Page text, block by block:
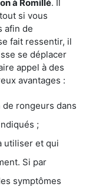
à Romillé. Il
si vous
afin de
fait ressentir, il
se déplacer
appel à des
avantages :
de rongeurs dans
;
utiliser et qui
Si par
symptômes